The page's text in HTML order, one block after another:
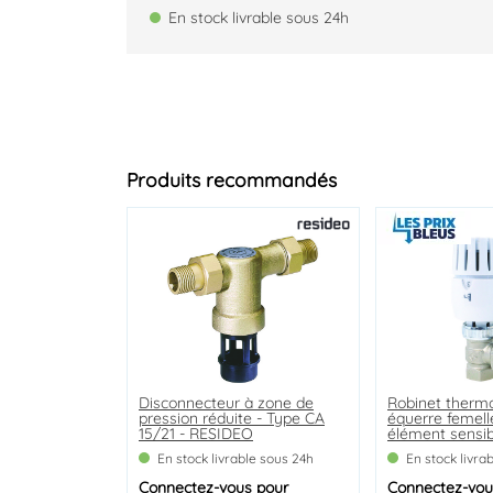
En stock livrable sous 24h
Produits recommandés
Disconnecteur à zone de
pression réduite - Type CA
15/21 - RESIDEO
En stock livrable sous 24h
Connectez-vous pour
Robinet
équerre
élément
VT0,5En stock
Connectez-
Robinet de vidange laiton
brut M15/21 à boisseau et
presse étouppe
En stock livrable sous 24h
Connectez-vous pour
Coude de
femelle 15/21
En stock
Connectez-
Purgeur d'air orientable laiton
nickelé
En stock livrable sous 24h
Connectez-vous pour
Bouchon fonte
mâle 15/21 N°
En stock
Connectez-